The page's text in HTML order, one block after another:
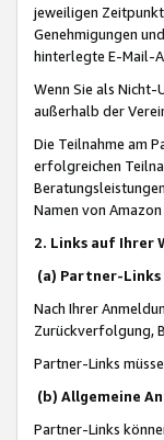
jeweiligen
Genehmigungen
hinterlegte E-Mail-
Wenn Sie als
außerhalb der
Die Teilnahme am
erfolgreichen
Namen von
2. Links auf Ihrer
(a) Partner-Links
Nach Ihrer
Zurückverfolgung,
Partner-Links
(b) Allgemeine
Partner-Links